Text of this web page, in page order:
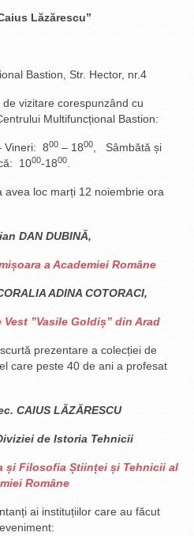
Lăzărescu”
Bastion, Str. Hector, nr.4
vizitare corespunzând cu
Multifuncțional Bastion:
Vineri: 800 – 1800
, Sâmbătă și
1000-1800
avea loc marți 12 noiembrie ora
DAN DUBINĂ,
a Academiei Române
ADINA COTORACI,
”Vasile Goldiș” din Arad
prezentare a colecției de
care peste 40 de ani a profesat
CAIUS LĂZĂRESCU
de Istoria Tehnicii
și Filosofia Științei și Tehnicii al
Române
ai instituțiilor care au făcut